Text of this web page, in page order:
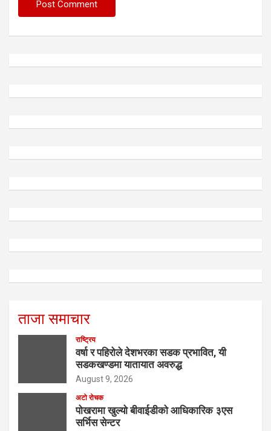
ताजा समाचार
राष्ट्रिय
वर्षा र पहिरोले देशभरका सडक प्रभावित, यी
सडकखण्डमा यातायात अवरुद्ध
August 9, 2026
अटो रोचक
पोखरामा खुल्यो बीवाईडीको आधिकारिक ३एस
सर्भिस सेन्टर